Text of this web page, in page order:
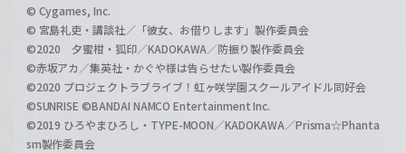
© Cygames, Inc.
© 宮島礼吏・講談社／「彼女、お借りします」製作委員会
©2020 夕蜜柑・狐印／KADOKAWA／防振り製作委員会
©赤坂アカ／集英社・かぐや様は告らせたい製作委員会
©2020 プロジェクトラブライブ！虹ヶ咲学園スクールアイドル同好会
©SUNRISE ©BANDAI NAMCO Entertainment Inc.
©2019 ひろやまひろし・TYPE-MOON／KADOKAWA／Prisma☆Phanta
sm製作委員会